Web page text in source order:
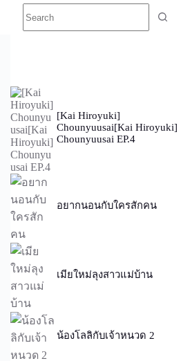
[Kai Hiroyuki]
Chounyuusai[Kai Hiroyuki]
Chounyuusai EP.4
อยากนอนกับใครสักคน
เมียใหม่ลุงสาวแม่บ้าน
น้องโลลิกับเจ้าหนวด 2